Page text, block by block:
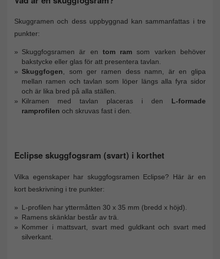
Skuggramen och dess uppbyggnad kan sammanfattas i tre
punkter:
Skuggfogsramen är en tom ram som varken behöver
bakstycke eller glas för att presentera tavlan.
Skuggfogen, som ger ramen dess namn, är en glipa
mellan ramen och tavlan som löper längs alla fyra sidor
och är lika bred på alla ställen.
Kilramen med tavlan placeras i den L-formade
ramprofilen och skruvas fast i den.
Eclipse skuggfogsram (svart) i korthet
Vilka egenskaper har skuggfogsramen Eclipse? Här är en
kort beskrivning i tre punkter:
L-profilen har yttermåtten 30 x 35 mm (bredd x höjd).
Ramens skänklar består av trä.
Kommer i mattsvart, svart med guldkant och svart med
silverkant.